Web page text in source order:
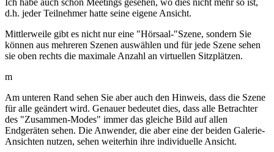
Ich habe auch schon Meetings gesehen, wo dies nicht mehr so ist,
d.h. jeder Teilnehmer hatte seine eigene Ansicht.
Mittlerweile gibt es nicht nur eine "Hörsaal-"Szene, sondern Sie
können aus mehreren Szenen auswählen und für jede Szene sehen
sie oben rechts die maximale Anzahl an virtuellen Sitzplätzen.
m
Am unteren Rand sehen Sie aber auch den Hinweis, dass die Szene
für alle geändert wird. Genauer bedeutet dies, dass alle Betrachter
des "Zusammen-Modes" immer das gleiche Bild auf allen
Endgeräten sehen. Die Anwender, die aber eine der beiden Galerie-
Ansichten nutzen, sehen weiterhin ihre individuelle Ansicht.